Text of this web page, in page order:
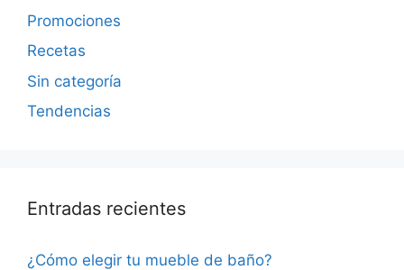
Promociones
Recetas
Sin categoría
Tendencias
Entradas recientes
¿Cómo elegir tu mueble de baño?